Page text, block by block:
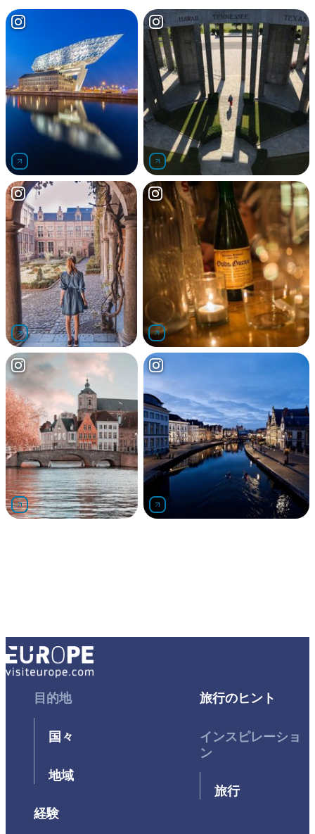
class="TextRun SCXW206144748 BCX0"
data-contrast="none"><span
class="NormalTextRun SCXW206144748
BCX0">アートギャラリーの一部を</span>
</span><span class="TextRun
SCXW206144748 BCX0" data-
contrast="none"><span
class="NormalTextRun SCXW206144748
BCX0">ご</span></span><span
class="TextRun SCXW206144748 BCX0"
data-contrast="none"><span
class="NormalTextRun SCXW206144748
BCX0">紹介します</span></span><span
class="TextRun SCXW206144748 BCX0"
data-contrast="none"><span
class="NormalTextRun SCXW206144748
BCX0">。</span></span><span
class="TextRun SCXW206144748 BCX0"
data-contrast="none"><span
class="NormalTextRun SCXW206144748
BCX0">ぜひ</span></span><span
class="TextRun SCXW206144748 BCX0"
data-contrast="none"><span
class="NormalTextRun SCXW206144748
BCX0">足を延ばしてみてください</span>
</span><span class="TextRun
SCXW206144748 BCX0" data-
contrast="none"><span
class="NormalTextRun SCXW206144748
BCX0">。</span></span><span class="EOP
Footer目的地
国々
地域
経験
Footer旅行のヒント
インスピレーショ
ン
旅行